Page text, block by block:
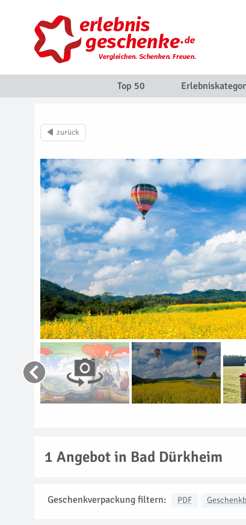
Top 50
1 Angebot in Bad Dürkheim
Geschenkverpackung filtern: PDF